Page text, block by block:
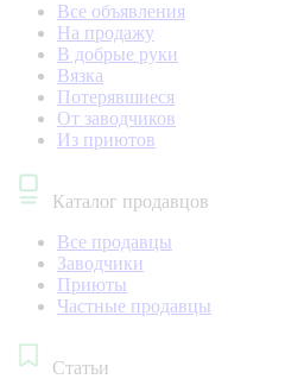
Все объявления
На продажу
В добрые руки
Вязка
Потерявшиеся
От заводчиков
Из приютов
Каталог продавцов
Все продавцы
Заводчики
Приюты
Частные продавцы
Статьи